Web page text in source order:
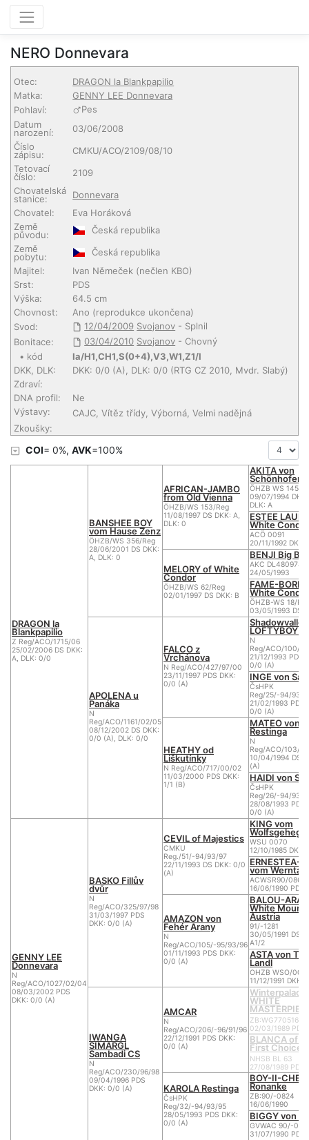
NERO Donnevara
Otec:
DRAGON la Blankpapilio
Matka:
GENNY LEE Donnevara
Pohlaví:
Pes
Datum
narození:
03/06/2008
Číslo
zápisu:
CMKU/ACO/2109/08/10
Tetovací
číslo:
2109
Chovatelská
stanice:
Donnevara
Chovatel:
Eva Horáková
Země
původu:
Česká republika
Země
pobytu:
Česká republika
Majitel:
Ivan Němeček (nečlen KBO)
Srst:
PDS
Výška:
64.5 cm
Chovnost:
Ano (reprodukce ukončena)
Svod:
12/04/2009 Svojanov - Splnil
Bonitace:
03/04/2010 Svojanov - Chovný
• kód
Ia/H1,CH1,S(0+4),V3,W1,Z1/I
DKK, DLK:
DKK: 0/0 (A), DLK: 0/0 (RTG CZ 2010, Mvdr. Slabý)
Zdraví:
DNA profil:
Ne
Výstavy:
CAJC, Vítěz třídy, Výborná, Velmi nadějná
Zkoušky:
COI= 0%, AVK=100%
DRAGON la
Blankpapilio
Z Reg/ACO/1715/06
25/02/2006 DS DKK:
A, DLK: 0/0
BANSHEE BOY
vom Hause Zenz
ÖHZB/WS 356/Reg
28/06/2001 DS DKK:
A, DLK: 0
AFRICAN-JAMBO
from Old Vienna
ÖHZB/WS 153/Reg
11/08/1997 DS DKK: A,
DLK: 0
AKITA von
Schönhofen
ÖHZB WS 145/
09/07/1994 DKK:
DLK: A
ESTEE
White Condor
ACÖ 0091
20/11/1992 DKK:
MELORY of White
Condor
ÖHZB/WS 62/Reg
02/01/1997 DS DKK: B
BENJI Big
AKC
24/05/1993
FAME-
White Condor
ÖHZB-WS 18/
03/05/1993 DS
APOLENA u
Panáka
N
Reg/ACO/1161/02/05
08/12/2002 DS DKK:
0/0 (A), DLK: 0/0
FALCO z
Vrchánova
N Reg/ACO/427/97/00
23/11/1997 PDS DKK:
0/0 (A)
LOFTYBOY
N
Reg/ACO/100/-
21/12/1993 PDS
0/0 (A)
INGE von
ČsHPK
Reg/25/-94/93/
21/02/1993 PDS
0/0 (A)
HEATHY od
Liškutínky
N Reg/ACO/717/00/02
11/03/2000 PDS DKK:
1/1 (B)
MATEO von
Restinga
N
Reg/ACO/103/-
10/04/1994 DS
(A)
HAIDI von
ČsHPK
Reg/26/-94/93/
28/08/1993 PDS
0/0 (A)
GENNY LEE
Donnevara
N
Reg/ACO/1027/02/04
08/03/2002 PDS
DKK: 0/0 (A)
BASKO Fillův
dvůr
N
Reg/ACO/325/97/98
31/03/1997 PDS
DKK: 0/0 (A)
CEVIL of Majestics
CMKU
Reg./51/-94/93/97
22/11/1993 DS DKK: 0/0
(A)
KING vom
Wolfsgehege
WSU 0070
12/10/1985 DKK:
ERNESTEA-
vom Werntal
ACWSR90/0864
16/06/1990 PDS
AMAZON von
Fehér Arany
N
Reg/ACO/105/-95/93/96
01/11/1993 PDS DKK:
0/0 (A)
BALOU-
White
Austria
91/-1281
30/05/1991 DS
A1/2
ASTA von
Landl
OHZB WSO/
11/12/1991 DKK:
IWANGA
SIMARGL
Sambadi CS
N
Reg/ACO/230/96/98
09/04/1996 PDS
DKK: 0/0 (A)
AMCAR
N
Reg/ACO/206/-96/91/96
22/12/1991 PDS DKK:
0/0 (A)
WHITE
02/03/1989 PDS
BLANCA of
First Choice
NHSB BL 63
27/08/1989 PDS
KAROLA Restinga
ČsHPK
Reg/32/-94/93/95
28/05/1993 PDS DKK:
0/0 (A)
BOY-II-
Ronanke
ZB:90/-0824
16/06/1990
BIGGY von
GVWAC 90/-
31/07/1990 PDS